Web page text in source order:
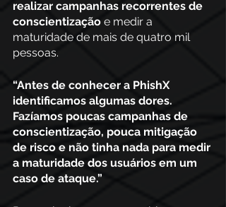
realizar campanhas recorrentes de
conscientização e medir a
maturidade de mais de quatro mil
pessoas.
“Antes de conhecer a PhishX
identificamos algumas dores.
Fazíamos poucas campanhas de
conscientização, pouca mitigação
de risco e não tinha nada para medir
a maturidade dos usuários em um
caso de ataque.”